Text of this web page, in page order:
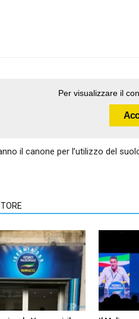
Per visualizzare il
il canone per l’utilizzo del